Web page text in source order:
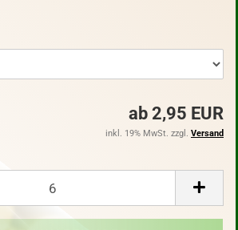
ab 2,95 EUR
inkl. 19% MwSt. zzgl. Versand